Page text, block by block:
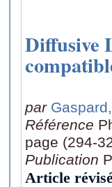
Diffusive
par
Référence
page (294-
Publication
Article